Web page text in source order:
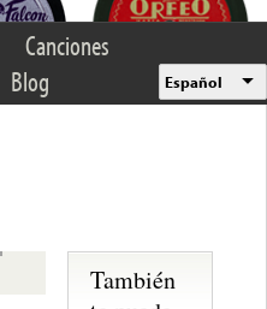
Canciones
Blog Español
También